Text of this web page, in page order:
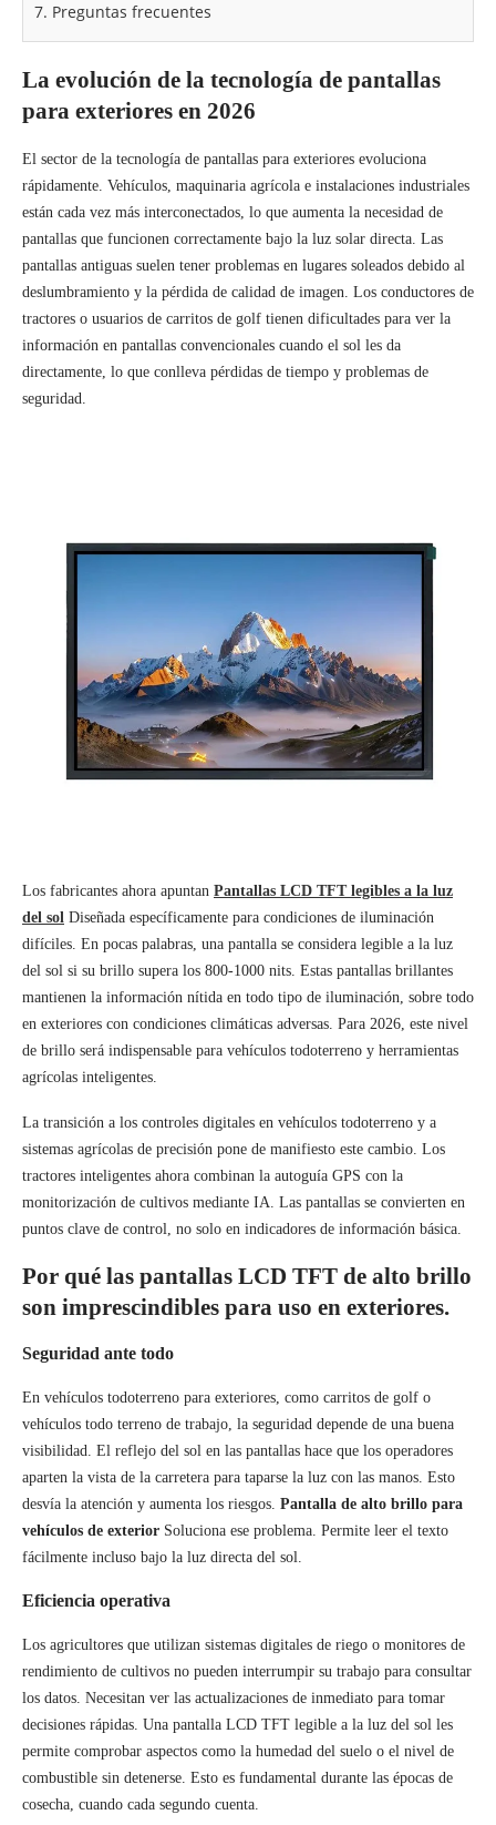
7. Preguntas frecuentes
La evolución de la tecnología de pantallas
para exteriores en 2026
El sector de la tecnología de pantallas para exteriores evoluciona
rápidamente. Vehículos, maquinaria agrícola e instalaciones industriales
están cada vez más interconectados, lo que aumenta la necesidad de
pantallas que funcionen correctamente bajo la luz solar directa. Las
pantallas antiguas suelen tener problemas en lugares soleados debido al
deslumbramiento y la pérdida de calidad de imagen. Los conductores de
tractores o usuarios de carritos de golf tienen dificultades para ver la
información en pantallas convencionales cuando el sol les da
directamente, lo que conlleva pérdidas de tiempo y problemas de
seguridad.
Los fabricantes ahora apuntan Pantallas LCD TFT legibles a la luz
del sol Diseñada específicamente para condiciones de iluminación
difíciles. En pocas palabras, una pantalla se considera legible a la luz
del sol si su brillo supera los 800-1000 nits. Estas pantallas brillantes
mantienen la información nítida en todo tipo de iluminación, sobre todo
en exteriores con condiciones climáticas adversas. Para 2026, este nivel
de brillo será indispensable para vehículos todoterreno y herramientas
agrícolas inteligentes.
La transición a los controles digitales en vehículos todoterreno y a
sistemas agrícolas de precisión pone de manifiesto este cambio. Los
tractores inteligentes ahora combinan la autoguía GPS con la
monitorización de cultivos mediante IA. Las pantallas se convierten en
puntos clave de control, no solo en indicadores de información básica.
Por qué las pantallas LCD TFT de alto brillo
son imprescindibles para uso en exteriores.
Seguridad ante todo
En vehículos todoterreno para exteriores, como carritos de golf o
vehículos todo terreno de trabajo, la seguridad depende de una buena
visibilidad. El reflejo del sol en las pantallas hace que los operadores
aparten la vista de la carretera para taparse la luz con las manos. Esto
desvía la atención y aumenta los riesgos. Pantalla de alto brillo para
vehículos de exterior Soluciona ese problema. Permite leer el texto
fácilmente incluso bajo la luz directa del sol.
Eficiencia operativa
Los agricultores que utilizan sistemas digitales de riego o monitores de
rendimiento de cultivos no pueden interrumpir su trabajo para consultar
los datos. Necesitan ver las actualizaciones de inmediato para tomar
decisiones rápidas. Una pantalla LCD TFT legible a la luz del sol les
permite comprobar aspectos como la humedad del suelo o el nivel de
combustible sin detenerse. Esto es fundamental durante las épocas de
cosecha, cuando cada segundo cuenta.